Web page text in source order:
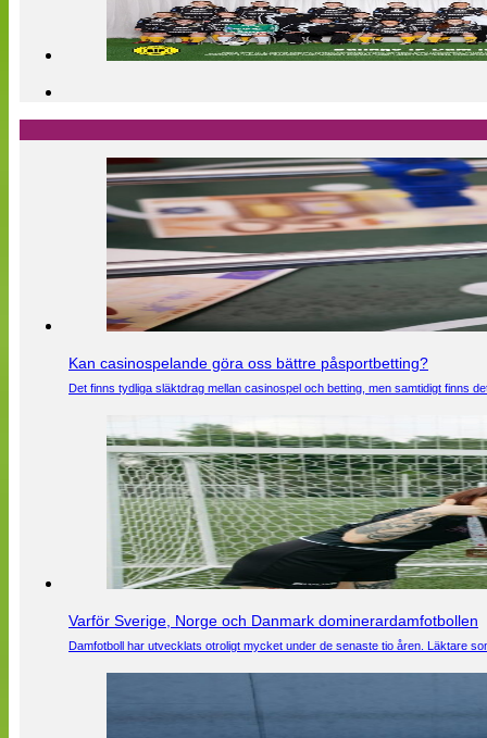
Kan casinospelande göra oss bättre påsportbetting?
Det finns tydliga släktdrag mellan casinospel och betting, men samtidigt finns
Varför Sverige, Norge och Danmark dominerardamfotbollen
Damfotboll har utvecklats otroligt mycket under de senaste tio åren. Läktare